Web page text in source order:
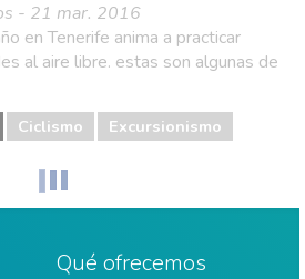
- 21 mar. 2016
en Tenerife anima a practicar
al aire libre. estas son algunas de
Ciclismo Excursionismo
Qué ofrecemos